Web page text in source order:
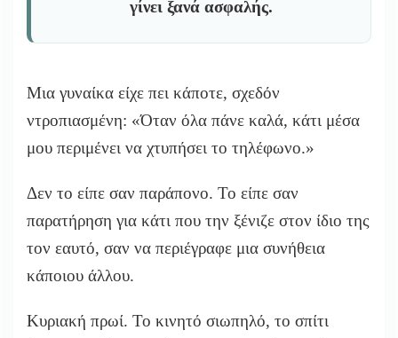
γίνει ξανά ασφαλής.
Μια γυναίκα είχε πει κάποτε, σχεδόν
ντροπιασμένη: «Όταν όλα πάνε καλά, κάτι μέσα
μου περιμένει να χτυπήσει το τηλέφωνο.»
Δεν το είπε σαν παράπονο. Το είπε σαν
παρατήρηση για κάτι που την ξένιζε στον ίδιο της
τον εαυτό, σαν να περιέγραφε μια συνήθεια
κάποιου άλλου.
Κυριακή πρωί. Το κινητό σιωπηλό, το σπίτι